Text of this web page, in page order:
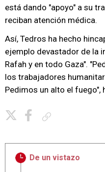
está dando "apoyo" a su
reciban atención médica.
Así, Tedros ha hecho
ejemplo devastador de la
Rafah y en todo Gaza".
los trabajadores
Pedimos un alto el fuego",
De un vistazo